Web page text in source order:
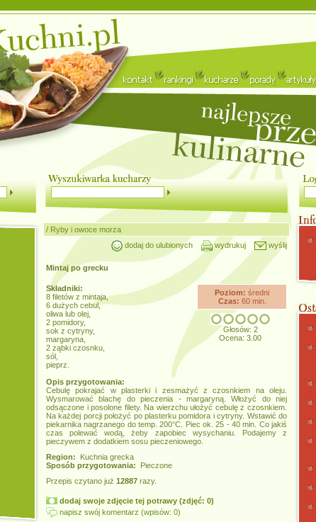
/ Ryby i owoce morza
dodaj do ulubionych
wydrukuj wyślij
Mintaj po grecku
Poziom: średni
Czas: 60 min.
Głosów: 2
Ocena: 3.00
Składniki:
8 filetów z mintaja,
6 dużych cebul,
oliwa lub olej,
2 pomidory,
sok z cytryny,
margaryna,
2 ząbki czosnku,
sól,
pieprz.
Opis przygotowania:
Cebulę pokrajać w plasterki i zesmażyć z czosnkiem na oleju.
Wysmarować blachę do pieczenia - margaryną. Włożyć do niej
odsączone i posolone filety. Na wierzchu ułożyć cebulę z czosnkiem.
Na każdej porcji położyć po plasterku pomidora i cytryny. Wstawić do
piekarnika nagrzanego do temp. 200°C. Piec ok. 25 - 40 min. Co jakiś
czas polewać wodą, żeby zapobiec wysychaniu. Podajemy z
pieczywem z dodatkiem sosu pieczeniowego.
Region: Kuchnia grecka
Sposób przygotowania: Pieczone
Przepis czytano już 12887 razy.
dodaj swoje zdjęcie tej potrawy (zdjęć: 0)
napisz swój komentarz (wpisów: 0)